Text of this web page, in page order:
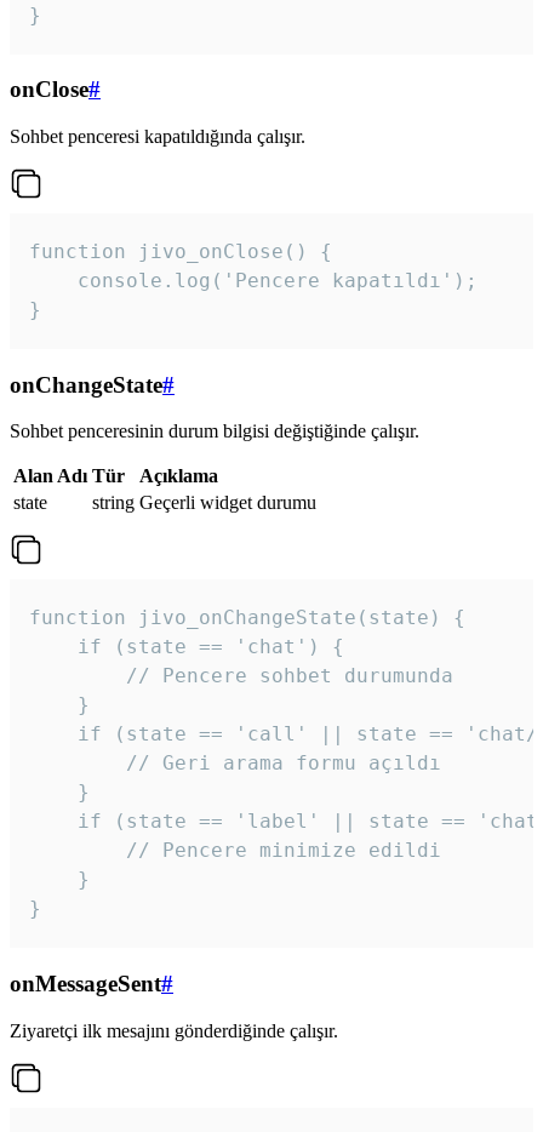
}
onClose#
Sohbet penceresi kapatıldığında çalışır.
function jivo_onClose() {
    console.log('Pencere kapatıldı');
}
onChangeState#
Sohbet penceresinin durum bilgisi değiştiğinde çalışır.
Alan Adı Tür
Açıklama
state
string Geçerli widget durumu
function jivo_onChangeState(state) {
    if (state == 'chat') {
        // Pencere sohbet durumunda
    }
if (state == 'call' || state ==
        // Geri arama formu açıldı
    }
if (state == 'label' || state ==
        // Pencere minimize edildi
    }
}
onMessageSent#
Ziyaretçi ilk mesajını gönderdiğinde çalışır.